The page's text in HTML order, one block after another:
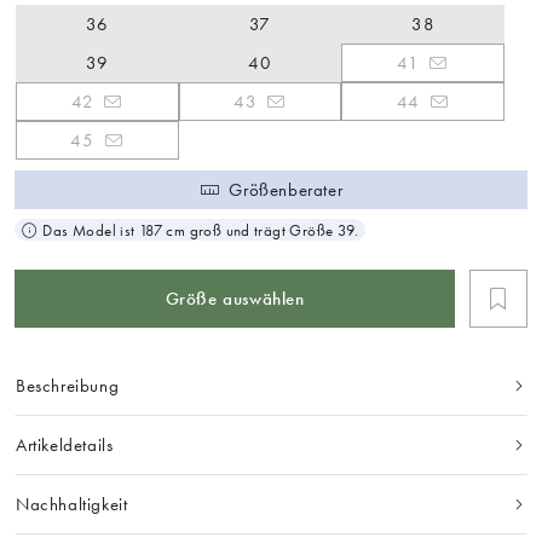
36 37
38
39
40
41
42
43
44
45
Größenberater
Das Model ist 187 cm groß und trägt Größe 39.
Größe auswählen
Beschreibung
Artikeldetails
Nachhaltigkeit